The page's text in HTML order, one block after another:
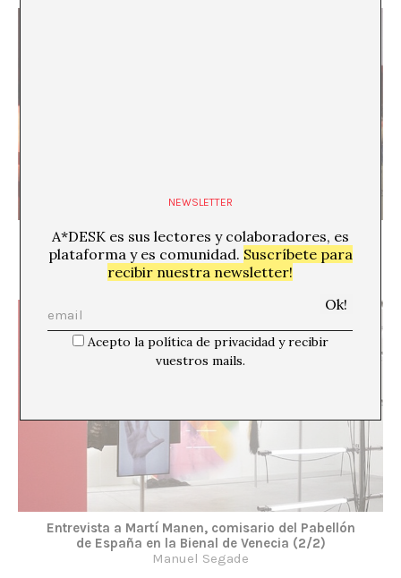
Todos los futuros del mundo, o la dificultad de
vislumbrar cualquier cosa
Juan Canela
Entrevista a Martí Manen, comisario del Pabellón
de España en la Bienal de Venecia (2/2)
Manuel Segade
NEWSLETTER
A*DESK es sus lectores y colaboradores, es
plataforma y es comunidad. Suscríbete para
recibir nuestra newsletter!
Acepto la política de privacidad y recibir
vuestros mails.